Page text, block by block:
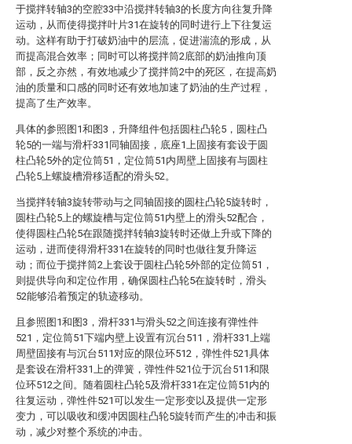
于搅拌转轴3的空腔33中沿搅拌转轴3的长度方向往复升降
运动，从而使得搅拌叶片31在旋转的同时进行上下往复运
动。这样有助于打破奶油中的层流，促进湍流的形成，从
而提高混合效率；同时可以将搅拌筒2底部的奶油推向顶
部，反之亦然，有效地减少了搅拌筒2中的死区，在提高奶
油的质量和口感的同时还有效地加速了奶油的生产过程，
提高了生产效率。
具体的参照图1和图3，升降组件包括圆柱凸轮5，圆柱凸
轮5的一端与滑杆331同轴固接，底座1上固接有套设于圆
柱凸轮5外的定位筒51，定位筒51内周壁上固接有与圆柱
凸轮5上螺旋槽滑移适配的滑头52。
当搅拌转轴3旋转带动与之同轴固接的圆柱凸轮5旋转时，
圆柱凸轮5上的螺旋槽与定位筒51内壁上的滑头52配合，
使得圆柱凸轮5在跟随搅拌转轴3旋转时还做上升或下降的
运动，进而使得滑杆331在旋转的同时也做往复升降运
动；而位于搅拌筒2上套设于圆柱凸轮5外部的定位筒51，
则提供导向和定位作用，确保圆柱凸轮5在旋转时，滑头
52能够沿着预定的轨迹移动。
且参照图1和图3，滑杆331与滑头52之间连接有弹性件
521，定位筒51下端内壁上设置有沉台511，滑杆331上端
周壁固接有与沉台511对应的限位环512，弹性件521具体
是套设在滑杆331上的弹簧，弹性件521位于沉台511和限
位环512之间。随着圆柱凸轮5及滑杆331在定位筒51内的
往复运动，弹性件521可以发生一定形变以及提供一定形
变力，可以吸收和缓冲因圆柱凸轮5旋转而产生的冲击和振
动，减少对整个系统的冲击。